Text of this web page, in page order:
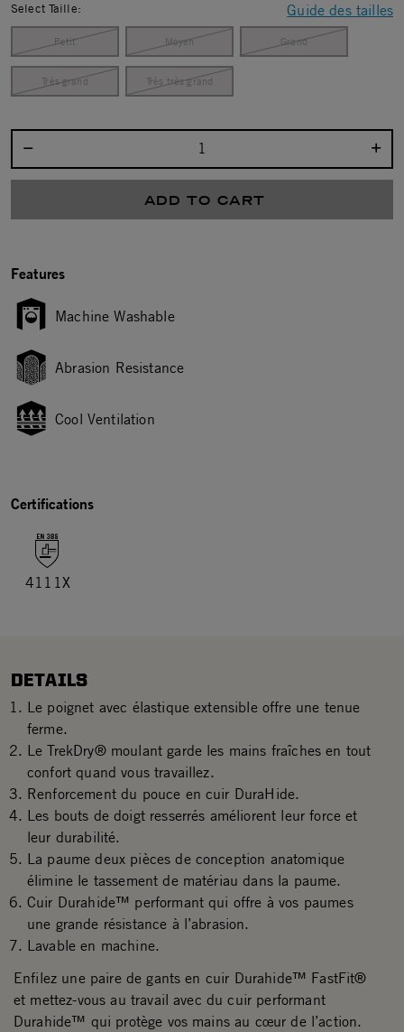
Guide des tailles
Select Taille:
Petit Moyen Grand
Très grand Très très grand
ADD TO CART
Features
Machine Washable
Abrasion Resistance
Cool Ventilation
Certifications
4111X
DETAILS
Le poignet avec élastique extensible offre une tenue
ferme.
Le TrekDry® moulant garde les mains fraîches en tout
confort quand vous travaillez.
Renforcement du pouce en cuir DuraHide.
Les bouts de doigt resserrés améliorent leur force et
leur durabilité.
La paume deux pièces de conception anatomique
élimine le tassement de matériau dans la paume.
Cuir Durahide™ performant qui offre à vos paumes
une grande résistance à l’abrasion.
Lavable en machine.
Enfilez une paire de gants en cuir Durahide™ FastFit®
et mettez-vous au travail avec du cuir performant
Durahide™ qui protège vos mains au cœur de l’action.